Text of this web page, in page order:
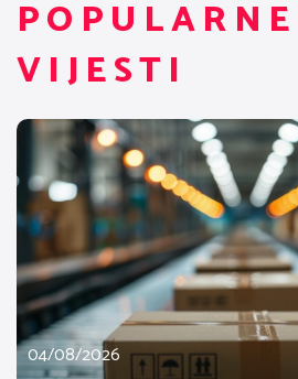
POPULARNE
VIJESTI
04/08/2026